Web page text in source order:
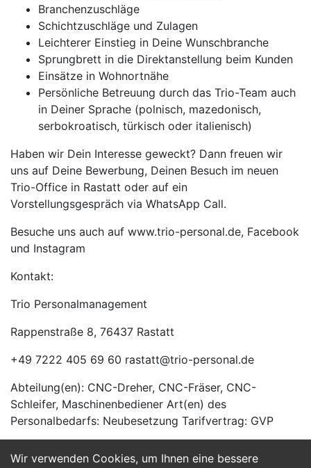
Wir verwenden Cookies, um Ihnen eine bessere
Branchenzuschläge
Schichtzuschläge und Zulagen
Leichterer Einstieg in Deine Wunschbranche
Sprungbrett in die Direktanstellung beim Kunden
Einsätze in Wohnortnähe
Persönliche Betreuung durch das Trio-Team auch
in Deiner Sprache (polnisch, mazedonisch,
serbokroatisch, türkisch oder italienisch)
Haben wir Dein Interesse geweckt? Dann freuen wir
uns auf Deine Bewerbung, Deinen Besuch im neuen
Trio-Office in Rastatt oder auf ein
Vorstellungsgespräch via WhatsApp Call.
Besuche uns auch auf www.trio-personal.de, Facebook
und Instagram
Kontakt:
Trio Personalmanagement
Rappenstraße 8, 76437 Rastatt
+49 7222 405 69 60 rastatt@trio-personal.de
Abteilung(en): CNC-Dreher, CNC-Fräser, CNC-
Schleifer, Maschinenbediener Art(en) des
Personalbedarfs: Neubesetzung Tarifvertrag: GVP